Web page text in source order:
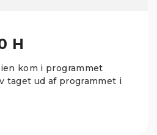
H
kom i programmet
taget ud af programmet i